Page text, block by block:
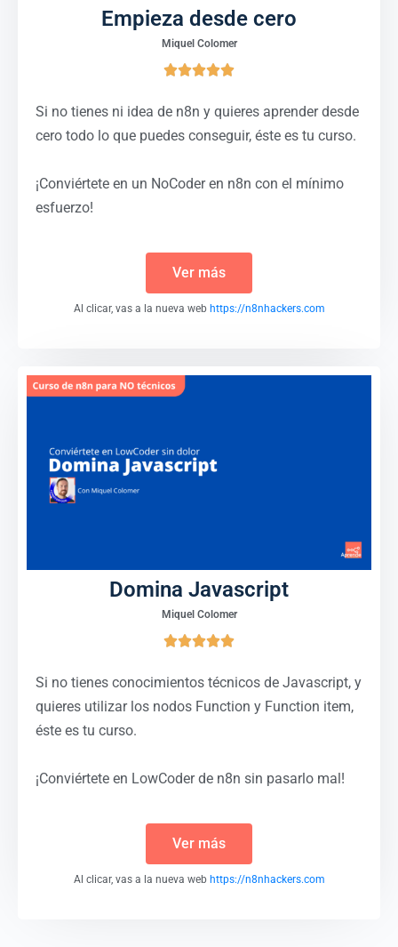
Empieza desde cero
Miquel Colomer

Si no tienes ni idea de n8n y quieres aprender desde
cero todo lo que puedes conseguir, éste es tu curso.
¡Conviértete en un NoCoder en n8n con el mínimo
esfuerzo!
Ver más
Al clicar, vas a la nueva web https://n8nhackers.com
Domina Javascript
Miquel Colomer

Si no tienes conocimientos técnicos de Javascript, y
quieres utilizar los nodos Function y Function item,
éste es tu curso.
¡Conviértete en LowCoder de n8n sin pasarlo mal!
Ver más
Al clicar, vas a la nueva web https://n8nhackers.com